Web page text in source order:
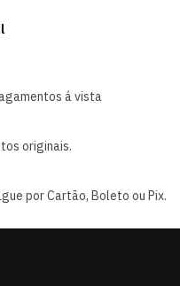
á vista
originais.
por Cartão, Boleto ou Pix.